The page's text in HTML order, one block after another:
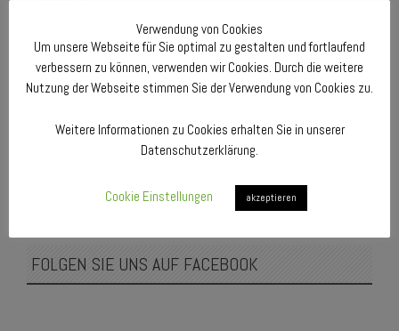
UNSERE NÄCHSTEN TERMINE 2026
Jahreshauptversammlungim Probenlokal Hotel „Zum Casino“
Maaßen, Bedburg-Königshoven
Freitag, 18. September 2026 – 20:00 Uhr:
Musikalische Gestaltung von „Bedburg betet“in der Pfarrkirche
FOLGEN SIE UNS AUF FACEBOOK
Verwendung von Cookies
Um unsere Webseite für Sie optimal zu gestalten und fortlaufend
verbessern zu können, verwenden wir Cookies. Durch die weitere
Nutzung der Webseite stimmen Sie der Verwendung von Cookies zu.
Weitere Informationen zu Cookies erhalten Sie in unserer
Datenschutzerklärung.
Cookie Einstellungen akzeptieren